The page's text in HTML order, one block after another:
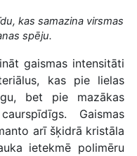
kas samazina virsmas
spēju.
gaismas intensitāti
kas pie lielas
bet pie mazākas
Gaismas
arī šķidrā kristāla
ietekmē polimēru